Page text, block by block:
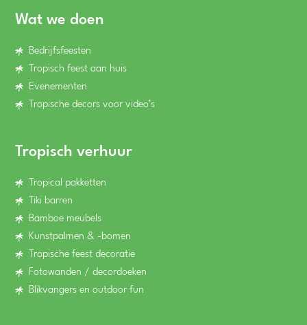
Wat we doen
Bedrijfsfeesten
Tropisch feest aan huis
Evenementen
Tropische decors voor video’s
Tropisch verhuur
Tropical pakketten
Tiki barren
Bamboe meubels
Kunstpalmen & -bomen
Tropische feest decoratie
Fotowanden / decordoeken
Blikvangers en outdoor fun